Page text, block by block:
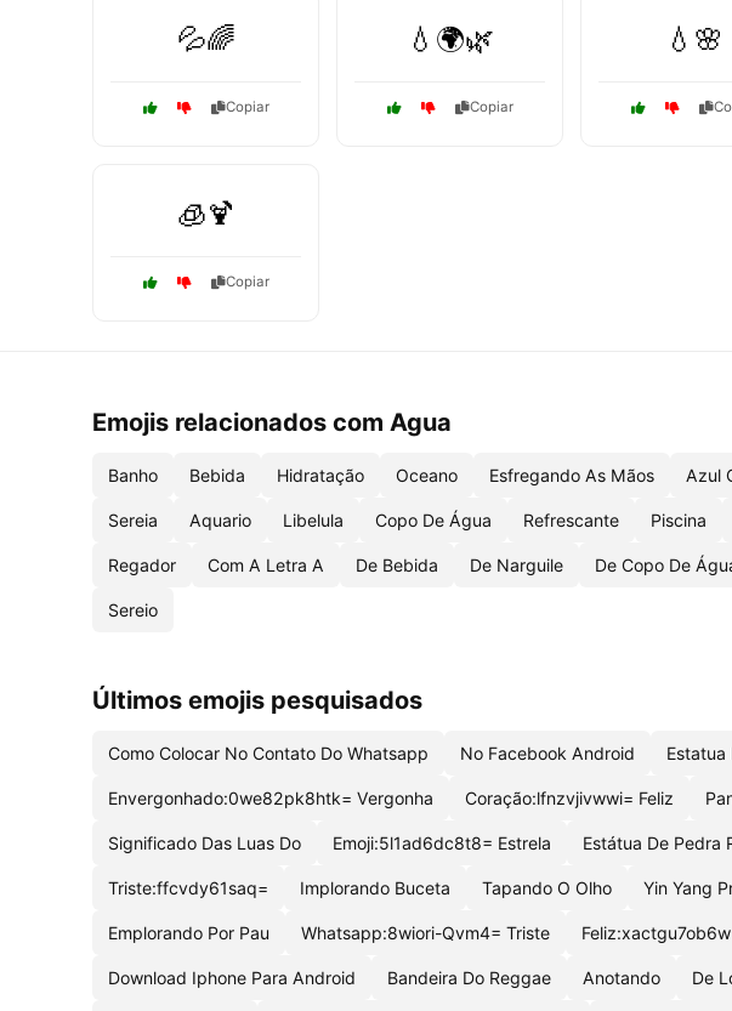
💦🌈
Copiar
💧🌍🌿
Copiar
💧🌸
🧊🍹
Copiar
Emojis relacionados com Agua
Banho Bebida Hidratação Oceano Esfregando As Mãos Azul
Sereia Aquario Libelula Copo De Água Refrescante Piscina
Regador Com A Letra A De Bebida De Narguile De Copo De
Sereio
Últimos emojis pesquisados
Como Colocar No Contato Do Whatsapp No Facebook Android Estatua
Envergonhado:0we82pk8htk= Vergonha Coração:lfnzvjivwwi= Feliz
Significado Das Luas Do Emoji:5l1ad6dc8t8= Estrela Estátua De Pedra
Triste:ffcvdy61saq= Implorando Buceta Tapando O Olho Yin Yang
Emplorando Por Pau Whatsapp:8wiori-Qvm4= Triste
Download Iphone Para Android Bandeira Do Reggae Anotando De